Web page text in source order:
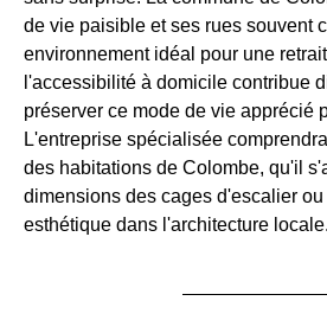
de vie paisible et ses rues souvent
environnement idéal pour une
l'accessibilité à domicile contribue
préserver ce mode de vie apprécié
L'entreprise spécialisée
des habitations de Colombe, qu'il
dimensions des cages d'escalier
esthétique dans l'architecture locale.